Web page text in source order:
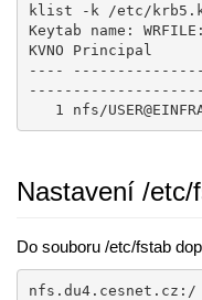
klist -k /etc/
Keytab name:
KVNO Principal
----
1 nfs/
Nastavení /etc/
Do souboru /etc/fstab